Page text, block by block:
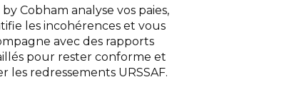
by Cobham analyse vos paies,
les incohérences et vous
avec des rapports
pour rester conforme et
les redressements URSSAF.